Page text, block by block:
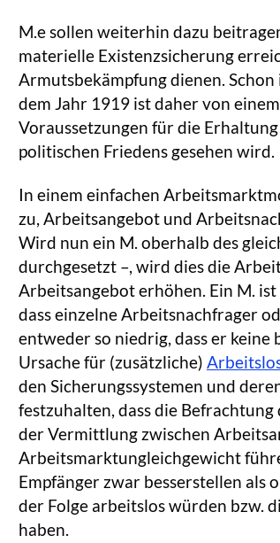
M.e sollen weiterhin dazu
materielle Existenzsicherung
Armutsbekämpfung dienen.
dem Jahr 1919 ist daher von einem
Voraussetzungen für die
politischen Friedens gesehen wird.
In einem einfachen
zu, Arbeitsangebot und
Wird nun ein M. oberhalb des
durchgesetzt –, wird dies die
Arbeitsangebot erhöhen. Ein M.
dass einzelne Arbeitsnachfrager
entweder so niedrig, dass er
Ursache für (zusätzliche)
den Sicherungssystemen und
festzuhalten, dass die
der Vermittlung zwischen
Arbeitsmarktungleichgewicht
Empfänger zwar besserstellen als
der Folge arbeitslos würden bzw.
haben.